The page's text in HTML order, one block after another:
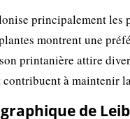
principalement les
montrent une
printanière attire
à maintenir
de